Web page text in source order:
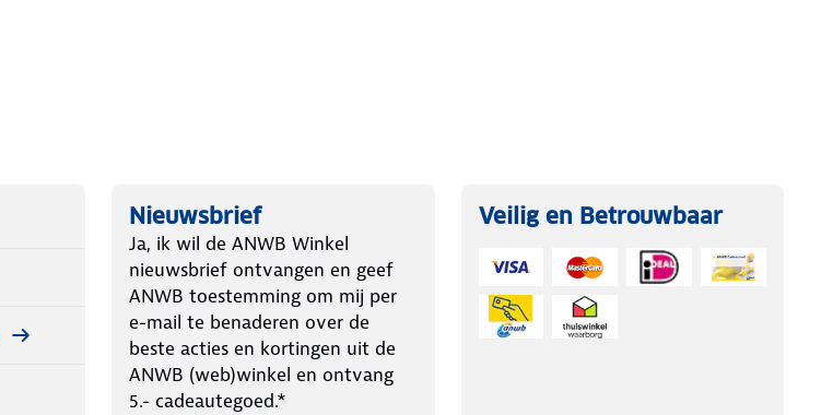
Nieuwsbrief
Ja, ik wil de ANWB Winkel
nieuwsbrief ontvangen en geef
ANWB toestemming om mij per
e-mail te benaderen over de
beste acties en kortingen uit de
ANWB (web)winkel en ontvang
5.- cadeautegoed.*
Veilig en Betrouwbaar